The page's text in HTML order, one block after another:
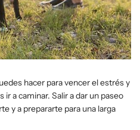
hacer para vencer el estrés y
ir a caminar. Salir a dar un paseo
y a prepararte para una larga